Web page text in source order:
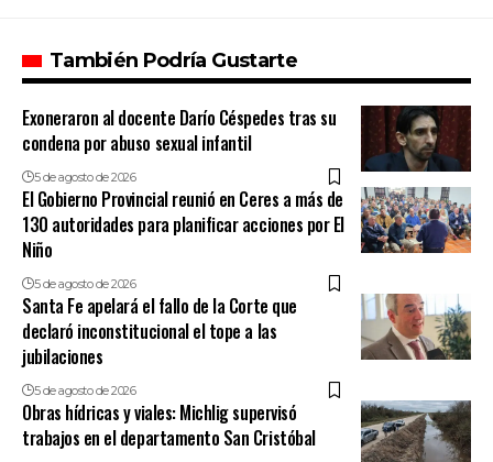
También Podría Gustarte
Exoneraron al docente Darío Céspedes tras su
condena por abuso sexual infantil
5 de agosto de 2026
El Gobierno Provincial reunió en Ceres a más de
130 autoridades para planificar acciones por El
Niño
5 de agosto de 2026
Santa Fe apelará el fallo de la Corte que
declaró inconstitucional el tope a las
jubilaciones
5 de agosto de 2026
Obras hídricas y viales: Michlig supervisó
trabajos en el departamento San Cristóbal